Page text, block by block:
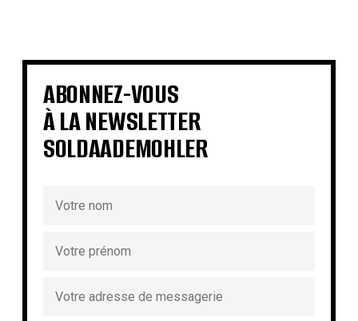
€
€ €
€ €
€
ABONNEZ-VOUS
À LA NEWSLETTER
SOLDAADEMOHLER